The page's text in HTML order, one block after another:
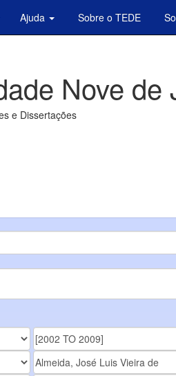
Ajuda Sobre o TEDE
Nove de
e Dissertações